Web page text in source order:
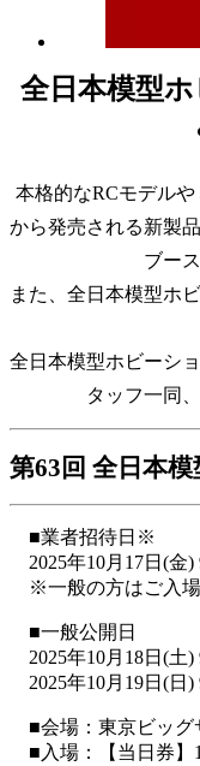
全日本模型
本格的なRCモデル
から発売される新製
ブー
また、全日本模型ホ
全日本模型ホビーシ
タッフ一同
第63回 全日本
■業者招待日※
2025年10月17日(金)
※一般の方はご入場
■一般公開日
2025年10月18日(土)
2025年10月19日(日)
■会場：東京ビッグ
■入場：【当日券】